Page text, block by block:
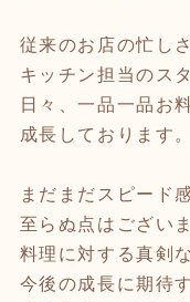
従来のお店の忙し
キッチン担当のス
日々、一品一品お
成長しております。
まだまだスピード
至らぬ点はござい
料理に対する真剣
今後の成長に期待